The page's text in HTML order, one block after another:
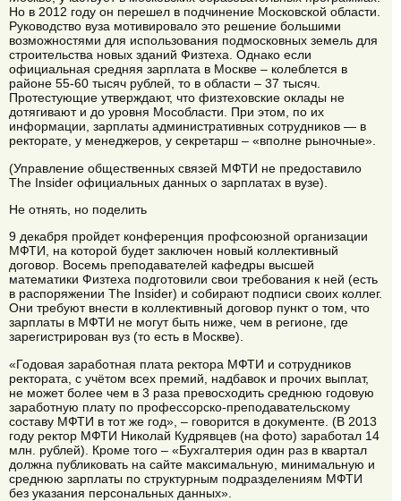
Но в 2012 году он перешел в подчинение Московской области.
Руководство вуза мотивировало это решение большими
возможностями для использования подмосковных земель для
строительства новых зданий Физтеха. Однако если
официальная средняя зарплата в Москве – колеблется в
районе 55-60 тысяч рублей, то в области – 37 тысяч.
Протестующие утверждают, что физтеховские оклады не
дотягивают и до уровня Мособласти. При этом, по их
информации, зарплаты административных сотрудников — в
ректорате, у менеджеров, у секретарш – «вполне рыночные».
(Управление общественных связей МФТИ не предоставило
The Insider официальных данных о зарплатах в вузе).
Не отнять, но поделить
9 декабря пройдет конференция профсоюзной организации
МФТИ, на которой будет заключен новый коллективный
договор. Восемь преподавателей кафедры высшей
математики Физтеха подготовили свои требования к ней (есть
в распоряжении The Insider) и собирают подписи своих коллег.
Они требуют внести в коллективный договор пункт о том, что
зарплаты в МФТИ не могут быть ниже, чем в регионе, где
зарегистрирован вуз (то есть в Москве).
«Годовая заработная плата ректора МФТИ и сотрудников
ректората, с учётом всех премий, надбавок и прочих выплат,
не может более чем в 3 раза превосходить среднюю годовую
заработную плату по профессорско-преподавательскому
составу МФТИ в тот же год», – говорится в документе. (В 2013
году ректор МФТИ Николай Кудрявцев (на фото) заработал 14
млн. рублей). Кроме того – «Бухгалтерия один раз в квартал
должна публиковать на сайте максимальную, минимальную и
среднюю зарплаты по структурным подразделениям МФТИ
без указания персональных данных».